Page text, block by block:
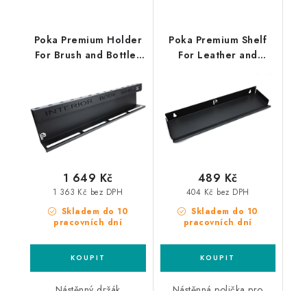
Poka Premium Holder
For Brush and Bottles
80cm držák štětců a
mixovacích lahví
Skladem do 10
pracovních dní
1 363 Kč bez DPH
1 649 Kč
Poka Premium Shelf
For Leather and
40cm polička na
kartáče
Skladem do 10
pracovních dní
404 Kč bez DPH
489 Kč